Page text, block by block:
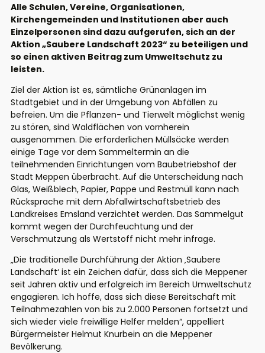
Alle Schulen, Vereine, Organisationen,
Kirchengemeinden und Institutionen aber auch
Einzelpersonen sind dazu aufgerufen, sich an der
Aktion „Saubere Landschaft 2023“ zu beteiligen und
so einen aktiven Beitrag zum Umweltschutz zu
leisten.
Ziel der Aktion ist es, sämtliche Grünanlagen im
Stadtgebiet und in der Umgebung von Abfällen zu
befreien. Um die Pflanzen- und Tierwelt möglichst wenig
zu stören, sind Waldflächen von vornherein
ausgenommen. Die erforderlichen Müllsäcke werden
einige Tage vor dem Sammeltermin an die
teilnehmenden Einrichtungen vom Baubetriebshof der
Stadt Meppen überbracht. Auf die Unterscheidung nach
Glas, Weißblech, Papier, Pappe und Restmüll kann nach
Rücksprache mit dem Abfallwirtschaftsbetrieb des
Landkreises Emsland verzichtet werden. Das Sammelgut
kommt wegen der Durchfeuchtung und der
Verschmutzung als Wertstoff nicht mehr infrage.
„Die traditionelle Durchführung der Aktion ‚Saubere
Landschaft‘ ist ein Zeichen dafür, dass sich die Meppener
seit Jahren aktiv und erfolgreich im Bereich Umweltschutz
engagieren. Ich hoffe, dass sich diese Bereitschaft mit
Teilnahmezahlen von bis zu 2.000 Personen fortsetzt und
sich wieder viele freiwillige Helfer melden“, appelliert
Bürgermeister Helmut Knurbein an die Meppener
Bevölkerung.